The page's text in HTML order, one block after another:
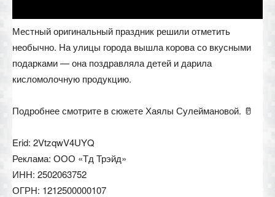
Местный оригинальный праздник решили отметить
необычно. На улицы города вышла корова со вкусными
подарками — она поздравляла детей и дарила
кисломолочную продукцию.
Подробнее смотрите в сюжете Хаялы Сулеймановой. 🥛
Erid: 2VtzqwV4UYQ
Реклама: ООО «Тд Трэйд»
ИНН: 2502063752
ОГРН: 1212500000107